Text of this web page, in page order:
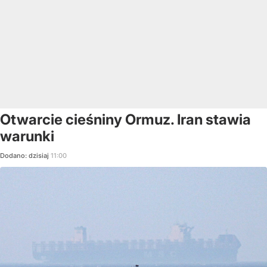
Otwarcie cieśniny Ormuz. Iran stawia
warunki
Dodano: dzisiaj 11:00